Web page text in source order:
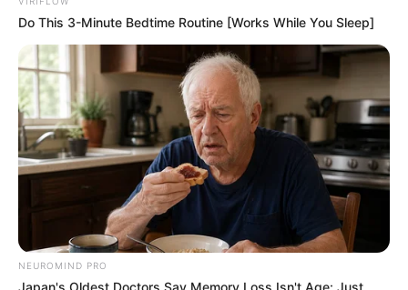
Do This 3-Minute Bedtime Routine [Works While You Sleep]
NEUROMIND PRO